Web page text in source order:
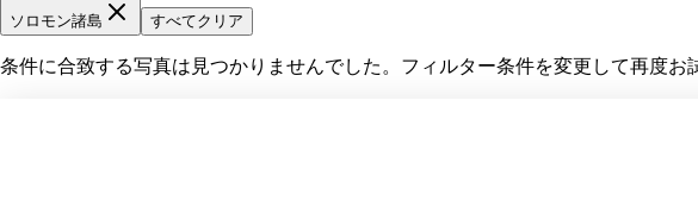
ソロモン諸島 すべてクリア
条件に合致する写真は見つかりませんでした。フィルター条件を変更して再度お